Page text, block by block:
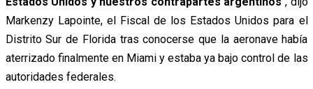
Markenzy Lapointe, el Fiscal de los Estados Unidos para el
Distrito Sur de Florida tras conocerse que la aeronave había
aterrizado finalmente en Miami y estaba ya bajo control de las
autoridades federales.